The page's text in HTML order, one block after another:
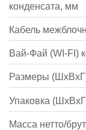
конденсата, мм
Кабель
Вай-Фай (WI-FI)
Размеры
Упаковка
Масса нетто/